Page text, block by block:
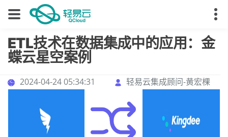
ETL技术在数据集成中的应用：金
蝶云星空案例
2024-04-24 05:34:31 轻易云集成顾问-黄宏棵